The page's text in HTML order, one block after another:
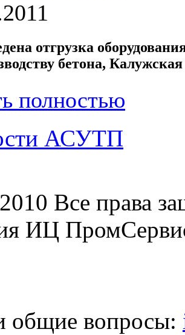
отгрузка
бетона, Калужская
полностью
АСУТП
Все права
ИЦ
общие вопросы: